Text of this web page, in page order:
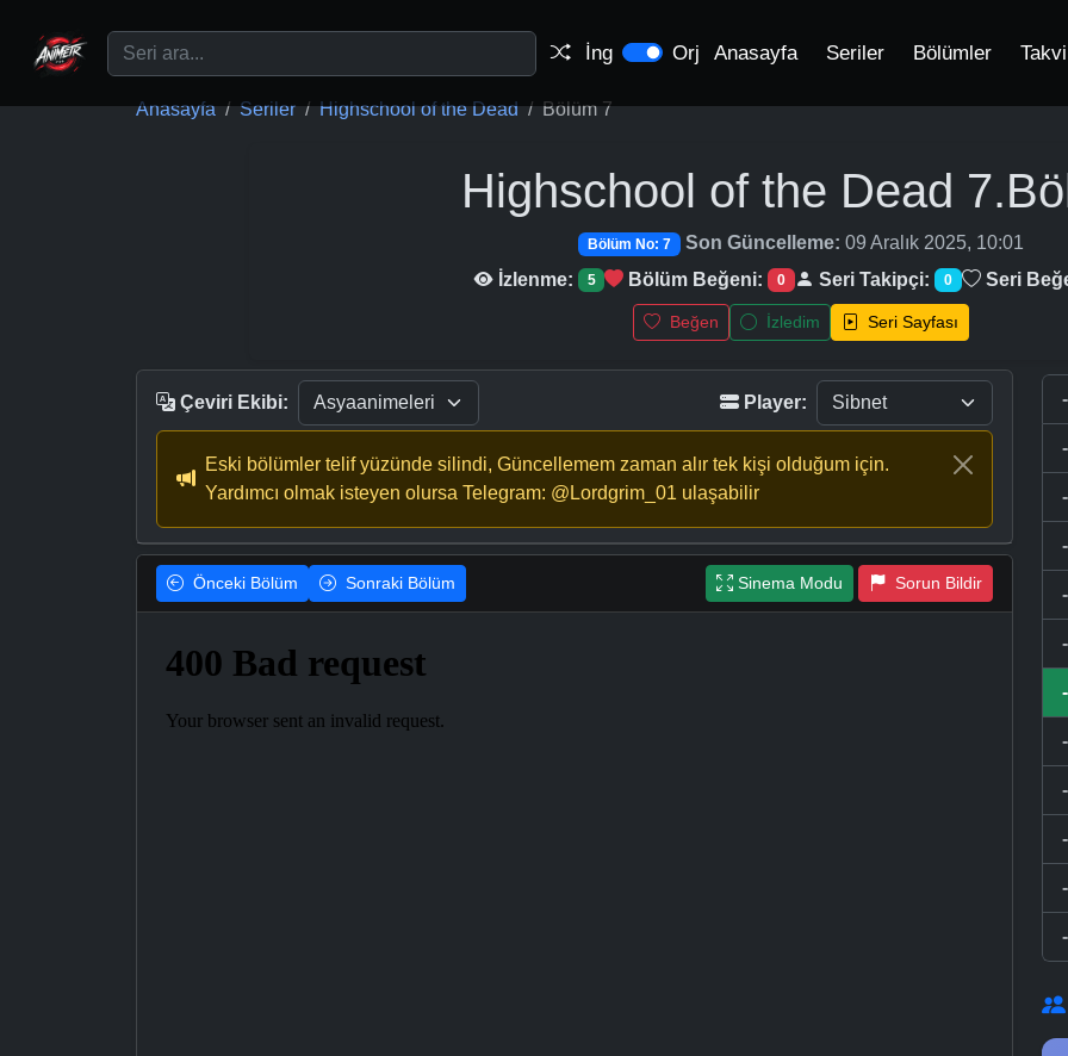
İng Orj Anasayfa Seriler Bölümler
Anasayfa Seriler Highschool of the Dead Bölüm 7
Highschool of the Dead
Bölüm No: 7 Son Güncelleme: 09 Aralık 2025, 10:01
İzlenme:
5 Bölüm Beğeni: 0 Seri Takipçi: 0 Seri
Beğen İzledim Seri Sayfası
Çeviri Ekibi: Player:
Eski bölümler telif yüzünde silindi, Güncellemem zaman alır tek kişi olduğum için.
Yardımcı olmak isteyen olursa Telegram: @Lordgrim_01 ulaşabilir
Önceki Bölüm Sonraki Bölüm Sinema Modu Sorun Bildir